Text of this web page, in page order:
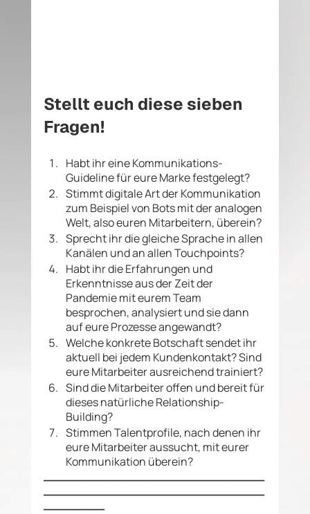
Stellt euch diese sieben
Fragen!
Habt ihr eine Kommunikations-
Guideline für eure Marke festgelegt?
Stimmt digitale Art der Kommunikation
zum Beispiel von Bots mit der analogen
Welt, also euren Mitarbeitern, überein?
Sprecht ihr die gleiche Sprache in allen
Kanälen und an allen Touchpoints?
Habt ihr die Erfahrungen und
Erkenntnisse aus der Zeit der
Pandemie mit eurem Team
besprochen, analysiert und sie dann
auf eure Prozesse angewandt?
Welche konkrete Botschaft sendet ihr
aktuell bei jedem Kundenkontakt? Sind
eure Mitarbeiter ausreichend trainiert?
Sind die Mitarbeiter offen und bereit für
dieses natürliche Relationship-
Building?
Stimmen Talentprofile, nach denen ihr
eure Mitarbeiter aussucht, mit eurer
Kommunikation überein?
_____________________________
_____________________________
________